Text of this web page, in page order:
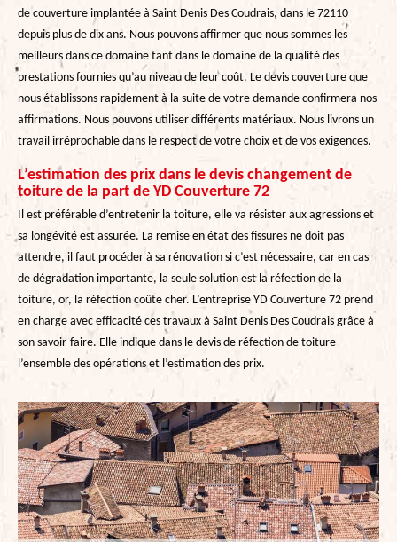
de couverture implantée à Saint Denis Des Coudrais, dans le 72110
depuis plus de dix ans. Nous pouvons affirmer que nous sommes les
meilleurs dans ce domaine tant dans le domaine de la qualité des
prestations fournies qu’au niveau de leur coût. Le devis couverture que
nous établissons rapidement à la suite de votre demande confirmera nos
affirmations. Nous pouvons utiliser différents matériaux. Nous livrons un
travail irréprochable dans le respect de votre choix et de vos exigences.
L’estimation des prix dans le devis changement de
toiture de la part de YD Couverture 72
Il est préférable d’entretenir la toiture, elle va résister aux agressions et
sa longévité est assurée. La remise en état des fissures ne doit pas
attendre, il faut procéder à sa rénovation si c’est nécessaire, car en cas
de dégradation importante, la seule solution est la réfection de la
toiture, or, la réfection coûte cher. L’entreprise YD Couverture 72 prend
en charge avec efficacité ces travaux à Saint Denis Des Coudrais grâce à
son savoir-faire. Elle indique dans le devis de réfection de toiture
l’ensemble des opérations et l’estimation des prix.